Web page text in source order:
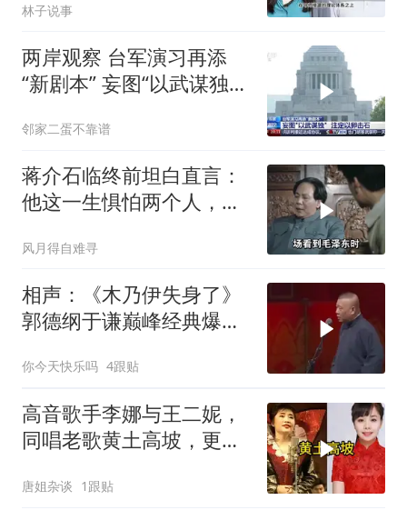
林子说事
两岸观察 台军演习再添
“新剧本” 妄图“以武谋独”
邻家二蛋不靠谱
蒋介石临终前坦白直言：
他这一生惧怕两个人，却
风月得自难寻
相声：《木乃伊失身了》
郭德纲于谦巅峰经典爆笑
你今天快乐吗 4跟贴
高音歌手李娜与王二妮，
同唱老歌黄土高坡，更喜
唐姐杂谈 1跟贴